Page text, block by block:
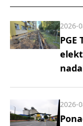
PGE
2026-
2026-